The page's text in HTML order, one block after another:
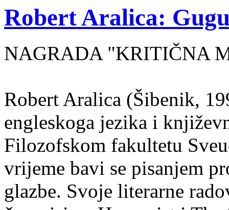
Robert Aralica:
NAGRADA "KRITIČNA
Robert Aralica (Šibenik,
engleskoga jezika i
Filozofskom fakultetu
vrijeme bavi se pisanjem
glazbe. Svoje literarne